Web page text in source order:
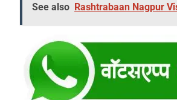
See also Rashtrabaan Nagpur